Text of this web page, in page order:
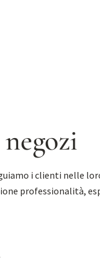
i clienti nelle
professionalità,